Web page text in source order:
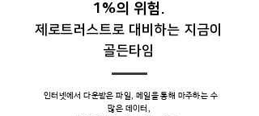
1%의 위험.
제로트러스트로 대비하는 지금이
골든타임
인터넷에서 다운받은 파일, 메일을 통해 마주하는 수
많은 데이터,